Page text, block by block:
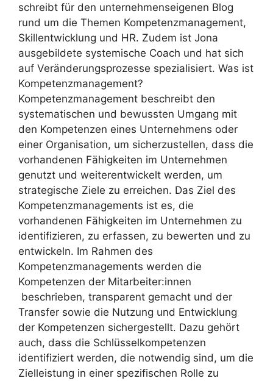
schreibt für den unternehmenseigenen Blog
rund um die Themen Kompetenzmanagement,
Skillentwicklung und HR. Zudem ist Jona
ausgebildete systemische Coach und hat sich
auf Veränderungsprozesse spezialisiert. Was ist
Kompetenzmanagement?
Kompetenzmanagement beschreibt den
systematischen und bewussten Umgang mit
den Kompetenzen eines Unternehmens oder
einer Organisation, um sicherzustellen, dass die
vorhandenen Fähigkeiten im Unternehmen
genutzt und weiterentwickelt werden, um
strategische Ziele zu erreichen. Das Ziel des
Kompetenzmanagements ist es, die
vorhandenen Fähigkeiten im Unternehmen zu
identifizieren, zu erfassen, zu bewerten und zu
entwickeln. Im Rahmen des
Kompetenzmanagements werden die
Kompetenzen der Mitarbeiter:innen
beschrieben, transparent gemacht und der
Transfer sowie die Nutzung und Entwicklung
der Kompetenzen sichergestellt. Dazu gehört
auch, dass die Schlüsselkompetenzen
identifiziert werden, die notwendig sind, um die
Zielleistung in einer spezifischen Rolle zu